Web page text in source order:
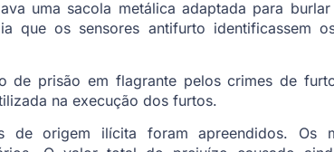
uma sacola metálica adaptada para
que os sensores antifurto identificassem
de prisão em flagrante pelos crimes de
na execução dos furtos.
de origem ilícita foram apreendidos. Os